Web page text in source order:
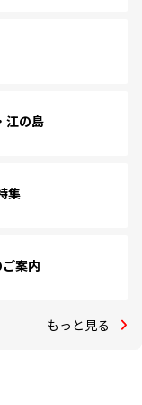
江の島
集
案内
もっと見る